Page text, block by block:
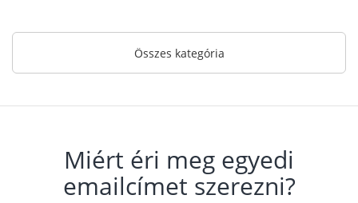
Összes kategória
Miért éri meg egyedi
emailcímet szerezni?